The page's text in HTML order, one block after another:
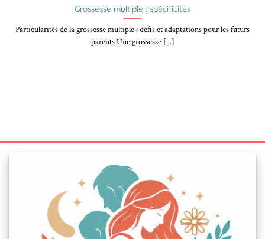
Grossesse multiple : spécificités
Particularités de la grossesse multiple : défis et adaptations pour les futurs
parents Une grossesse [...]